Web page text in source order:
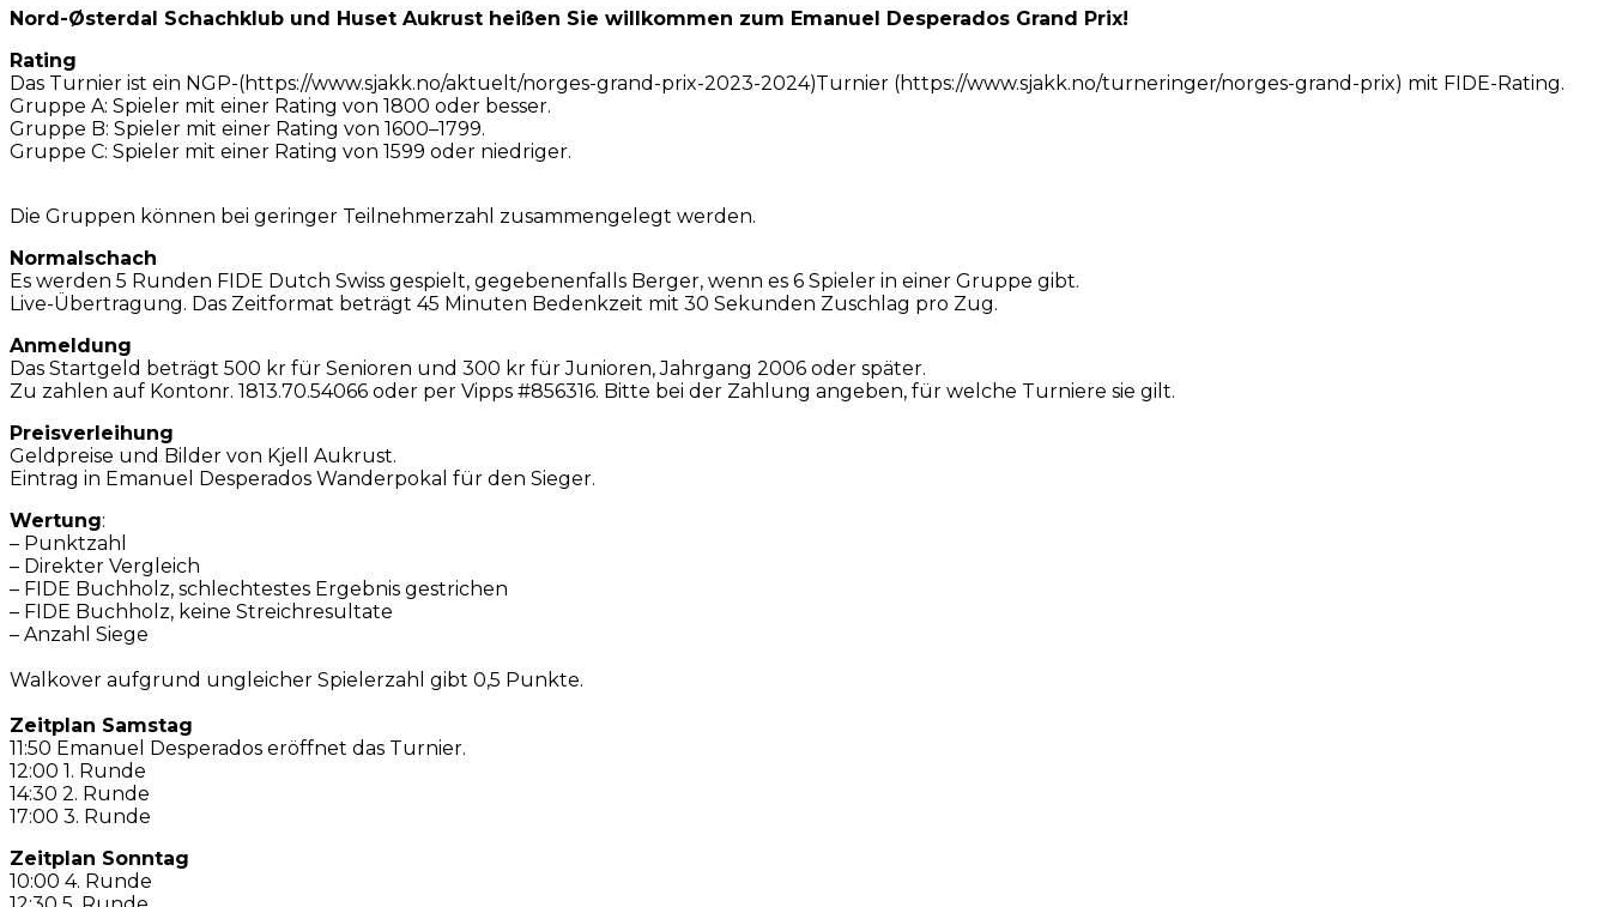
Nord-Østerdal Schachklub und Huset Aukrust heißen Sie willkommen zum Emanuel Desperados Grand Prix!
Rating
Das Turnier ist ein NGP-(https://www.sjakk.no/aktuelt/norges-grand-prix-2023-2024)Turnier (https://www.sjakk.no/turneringer/norges-grand-prix) mit FIDE-Rating.
Gruppe A: Spieler mit einer Rating von 1800 oder besser.
Gruppe B: Spieler mit einer Rating von 1600–1799.
Gruppe C: Spieler mit einer Rating von 1599 oder niedriger.
Die Gruppen können bei geringer Teilnehmerzahl zusammengelegt werden.
Normalschach
Es werden 5 Runden FIDE Dutch Swiss gespielt, gegebenenfalls Berger, wenn es 6 Spieler in einer Gruppe gibt.
Live-Übertragung. Das Zeitformat beträgt 45 Minuten Bedenkzeit mit 30 Sekunden Zuschlag pro Zug.
Anmeldung
Das Startgeld beträgt 500 kr für Senioren und 300 kr für Junioren, Jahrgang 2006 oder später.
Zu zahlen auf Kontonr. 1813.70.54066 oder per Vipps #856316. Bitte bei der Zahlung angeben, für welche Turniere sie gilt.
Preisverleihung
Geldpreise und Bilder von Kjell Aukrust.
Eintrag in Emanuel Desperados Wanderpokal für den Sieger.
Wertung:
– Punktzahl
– Direkter Vergleich
– FIDE Buchholz, schlechtestes Ergebnis gestrichen
– FIDE Buchholz, keine Streichresultate
– Anzahl Siege
Walkover aufgrund ungleicher Spielerzahl gibt 0,5 Punkte.
Zeitplan Samstag
11:50 Emanuel Desperados eröffnet das Turnier.
12:00 1. Runde
14:30 2. Runde
17:00 3. Runde
Zeitplan Sonntag
10:00 4. Runde